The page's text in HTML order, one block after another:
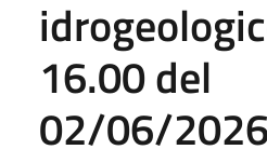
16.00 del
02/06/2026